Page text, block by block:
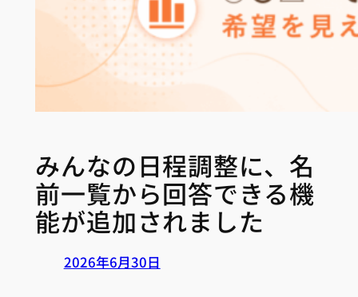
みんなの日程調整に、名
前一覧から回答できる機
能が追加されました
2026年6月30日